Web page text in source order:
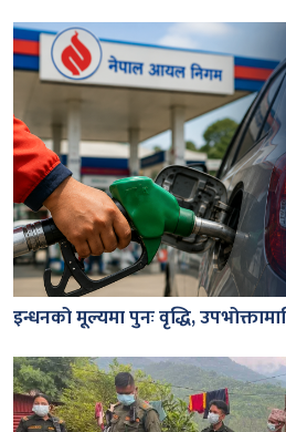
इन्धनको मूल्यमा पुनः वृद्धि,